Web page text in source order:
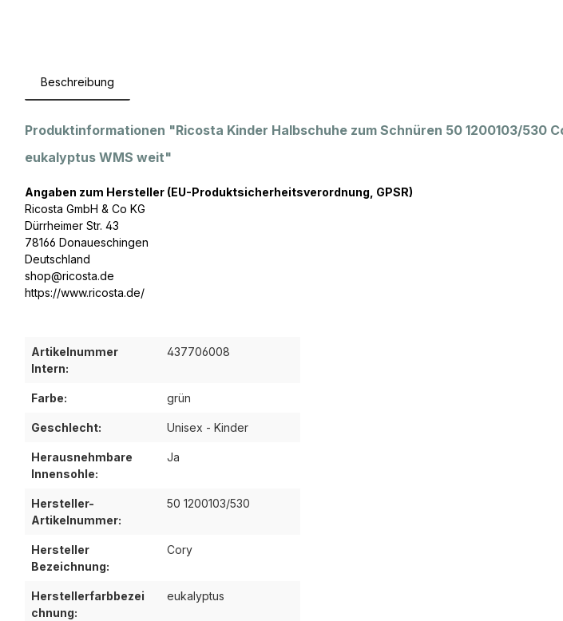
Beschreibung
Produktinformationen "Ricosta Kinder Halbschuhe zum Schnüren 50 1200103/530
eukalyptus WMS weit"
Angaben zum Hersteller (EU-Produktsicherheitsverordnung, GPSR)
Ricosta GmbH & Co KG
Dürrheimer Str. 43
78166 Donaueschingen
Deutschland
shop@ricosta.de
https://www.ricosta.de/
Artikelnummer
Intern:
437706008
Farbe: grün
Geschlecht: Unisex - Kinder
Herausnehmbare
Innensohle:
Ja
Hersteller-
Artikelnummer:
50 1200103/530
Hersteller
Bezeichnung:
Cory
Herstellerfarbbezei
chnung:
eukalyptus